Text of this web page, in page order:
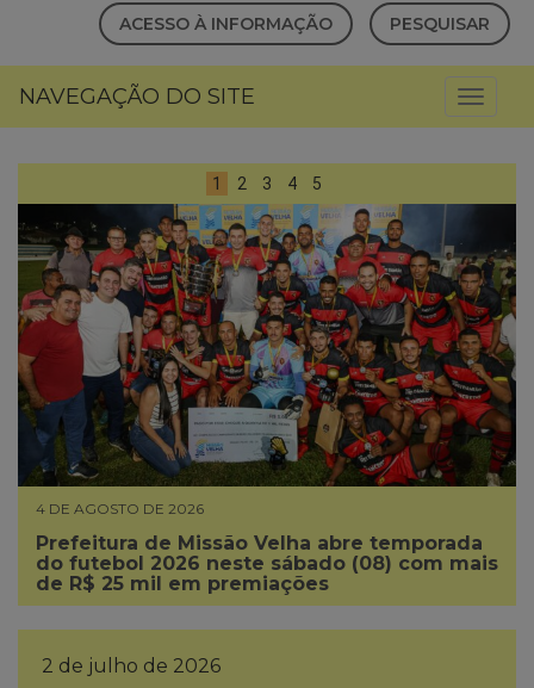
ACESSO À INFORMAÇÃO PESQUISAR
NAVEGAÇÃO DO SITE
1 2 3 4 5
4 DE AGOSTO DE 2026
Prefeitura de Missão Velha abre temporada
do futebol 2026 neste sábado (08) com mais
de R$ 25 mil em premiações
2 de julho de 2026